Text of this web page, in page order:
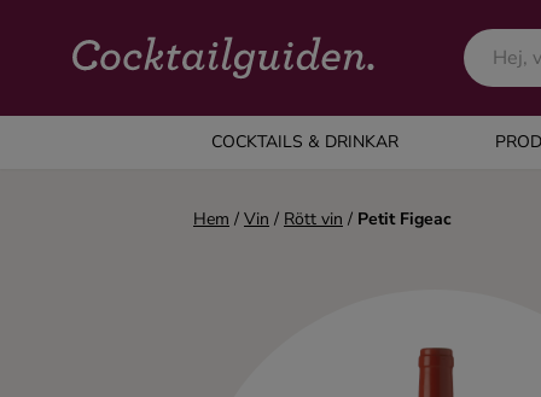
COCKTAILS & DRINKAR
COCKTAILS & DRINKAR
Alla cocktails & drinkar
Hem / Vin / Rött vin / Petit Figeac